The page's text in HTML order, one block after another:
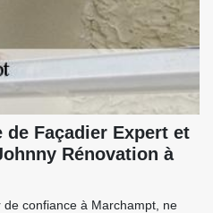
Façadier Expert et
Rénovation à
confiance à Marchampt, ne